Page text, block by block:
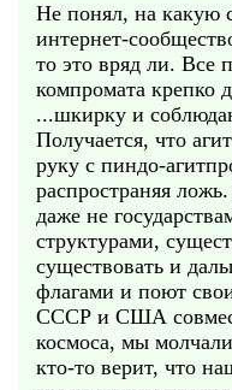
Не понял, на какую
интернет-
то это вряд ли. Все
компромата крепко
...шкирку и
Получается, что
руку с пиндо-
распространяя
даже не
структурами,
существовать и
флагами и поют
СССР и США
космоса, мы
кто-то верит, что